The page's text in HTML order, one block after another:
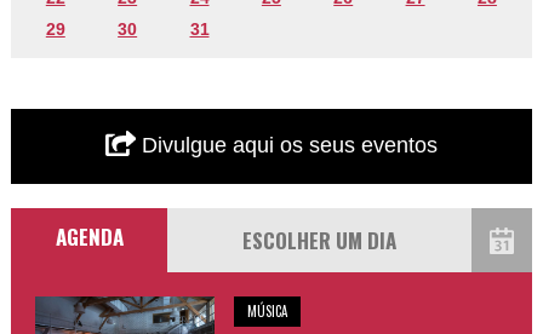
29
30 31
Divulgue aqui os seus eventos
AGENDA
MÚSICA